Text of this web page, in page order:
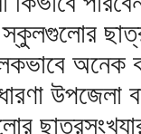
অনেক
উপজেলা